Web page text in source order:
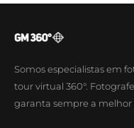
Somos especialistas em
tour virtual 360°.
garanta sempre a melhor